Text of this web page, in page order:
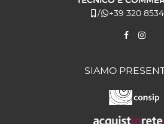
/
+39 320
SIAMO